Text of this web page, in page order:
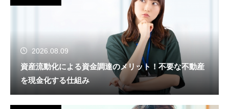
2026.08.09
資産流動化による資金調達のメリット！不要な不動産
を現金化する仕組み